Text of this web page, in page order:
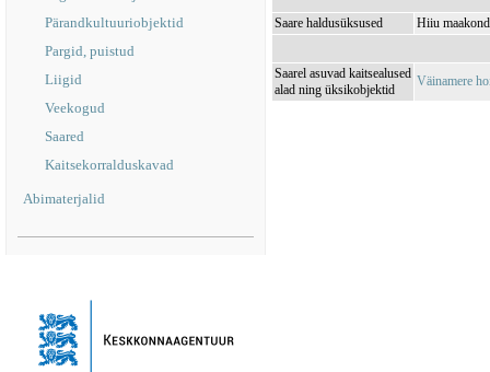
Pärandkultuuriobjektid
Pargid, puistud
Liigid
Veekogud
Saared
Kaitsekorralduskavad
Abimaterjalid
Saare haldusüksused Hiiu
Saarel asuvad kaitsealused
alad ning üksikobjektid
Väinamere